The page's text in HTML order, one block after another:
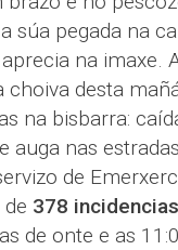
súa pegada na
na imaxe.
choiva desta
na bisbarra:
auga nas
de
378 incidencias
de onte e as